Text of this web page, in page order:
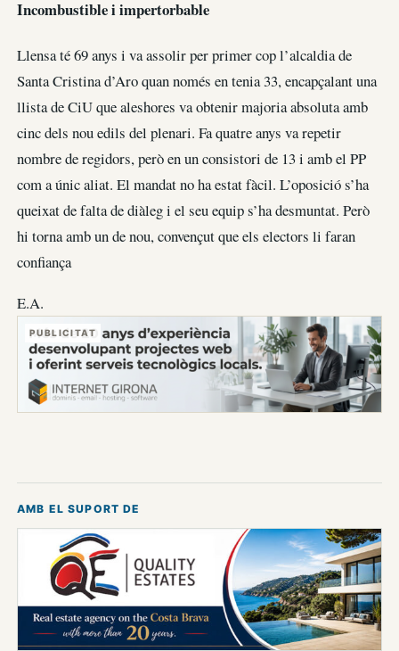
Incombustible i impertorbable
Llensa té 69 anys i va assolir per primer cop l’alcaldia de
Santa Cristina d’Aro quan només en tenia 33, encapçalant una
llista de CiU que aleshores va obtenir majoria absoluta amb
cinc dels nou edils del plenari. Fa quatre anys va repetir
nombre de regidors, però en un consistori de 13 i amb el PP
com a únic aliat. El mandat no ha estat fàcil. L’oposició s’ha
queixat de falta de diàleg i el seu equip s’ha desmuntat. Però
hi torna amb un de nou, convençut que els electors li faran
confiança
E.A.
PUBLICITAT
AMB EL SUPORT DE